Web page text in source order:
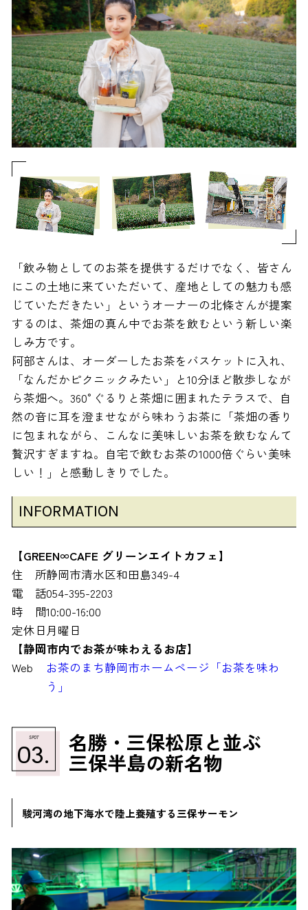
「飲み物としてのお茶を提供するだけでなく、皆さん
にこの土地に来ていただいて、産地としての魅力も感
じていただきたい」というオーナーの北條さんが提案
するのは、茶畑の真ん中でお茶を飲むという新しい楽
しみ方です。
阿部さんは、オーダーしたお茶をバスケットに入れ、
「なんだかピクニックみたい」と10分ほど散歩しなが
ら茶畑へ。360°ぐるりと茶畑に囲まれたテラスで、自
然の音に耳を澄ませながら味わうお茶に「茶畑の香り
に包まれながら、こんなに美味しいお茶を飲むなんて
贅沢すぎますね。自宅で飲むお茶の1000倍ぐらい美味
しい！」と感動しきりでした。
INFORMATION
【GREEN∞CAFE グリーンエイトカフェ】
住 所静岡市清水区和田島349-4
電 話054-395-2203
時 間10:00-16:00
定休日月曜日
【静岡市内でお茶が味わえるお店】
Web
お茶のまち静岡市ホームページ「お茶を味わ
う」
SPOT
03. 名勝・三保松原と並ぶ
三保半島の新名物
駿河湾の地下海水で陸上養殖する三保サーモン